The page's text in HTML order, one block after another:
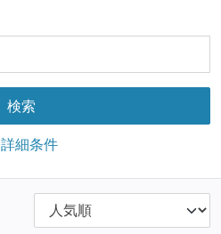
詳細条件